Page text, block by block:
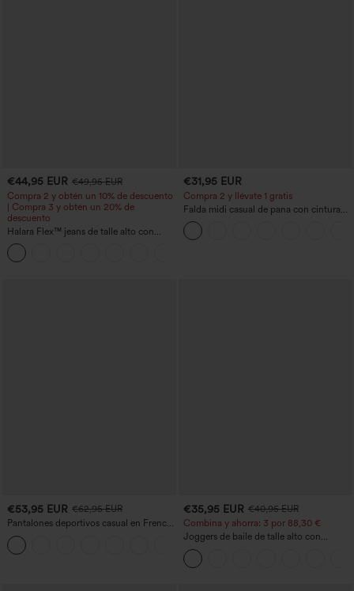
€44,95 EUR €49,95 EUR
Compra 2 y obtén un 10% de descuento
| Compra 3 y obtén un 20% de
descuento
Halara Flex™ jeans de talle alto con
bolsillos, dobladillo enrollado, pierna
ancha y efecto lavado, estilo casual
€31,95 EUR
Compra 2 y llévate 1 gratis
Falda midi casual de pana con cintura
media y bolsillo lateral frontal con
solapa
€53,95 EUR €62,95 EUR
Pantalones deportivos casual en French
terry con estampado denim, tiro medio,
estilo jeans y bolsillos
€35,95 EUR €40,95 EUR
Combina y ahorra: 3 por 88,30 €
Joggers de baile de talle alto con
cordón, fruncidos, corte cónico, secado
rápido, tacto fresco y bolsillos - UPF40+